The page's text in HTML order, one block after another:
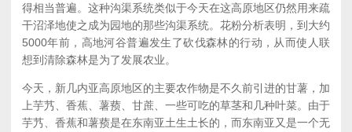
得相当普遍。这种沟渠系统类似于今天在这高原地区仍然用来疏
干沼泽地使之成为园地的那些沟渠系统。花粉分析表明，到大约
5000年前，高地河谷普遍发生了砍伐森林的行动，从而使人联
想到清除森林是为了发展农业。
今天，新几内亚高原地区的主要农作物是不久前引进的甘薯，加
上芋艿、香蕉、薯蓣、甘蔗、一些可吃的草茎和几种叶菜。由于
芋艿、香蕉和薯蓣是在东南亚土生土长的，而东南亚又是一个无